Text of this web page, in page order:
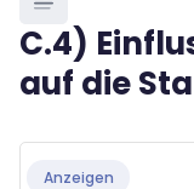
C.4)
auf die
Anzeigen